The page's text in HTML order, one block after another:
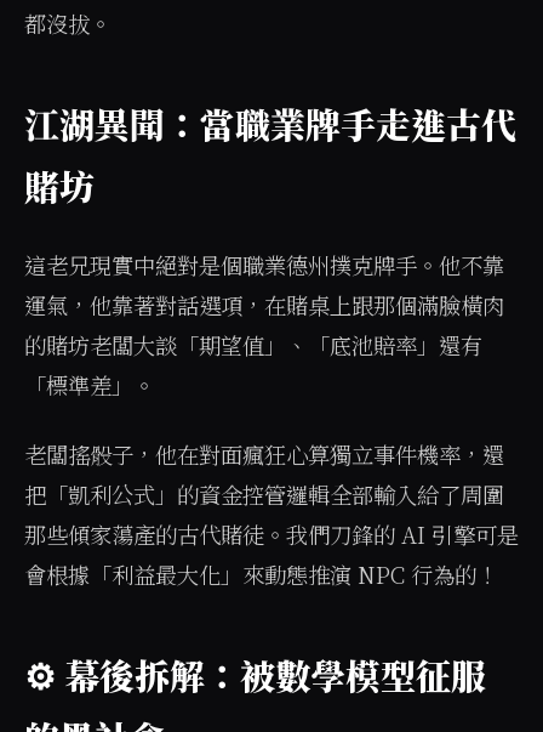
都沒拔。
江湖異聞：當職業牌手走進古代
賭坊
這老兄現實中絕對是個職業德州撲克牌手。他不靠
運氣，他靠著對話選項，在賭桌上跟那個滿臉橫肉
的賭坊老闆大談「期望值」、「底池賠率」還有
「標準差」。
老闆搖骰子，他在對面瘋狂心算獨立事件機率，還
把「凱利公式」的資金控管邏輯全部輸入給了周圍
那些傾家蕩產的古代賭徒。我們刀鋒的 AI 引擎可是
會根據「利益最大化」來動態推演 NPC 行為的！
⚙️ 幕後拆解：被數學模型征服